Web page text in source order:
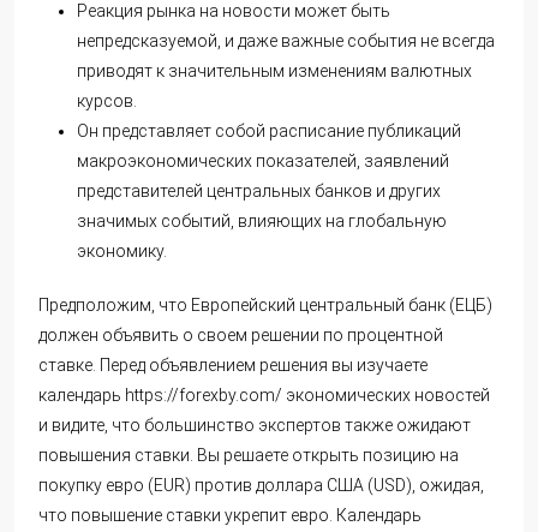
Реакция рынка на новости может быть
непредсказуемой, и даже важные события не всегда
приводят к значительным изменениям валютных
курсов.
Он представляет собой расписание публикаций
макроэкономических показателей, заявлений
представителей центральных банков и других
значимых событий, влияющих на глобальную
экономику.
Предположим, что Европейский центральный банк (ЕЦБ)
должен объявить о своем решении по процентной
ставке. Перед объявлением решения вы изучаете
календарь https://forexby.com/ экономических новостей
и видите, что большинство экспертов также ожидают
повышения ставки. Вы решаете открыть позицию на
покупку евро (EUR) против доллара США (USD), ожидая,
что повышение ставки укрепит евро. Календарь